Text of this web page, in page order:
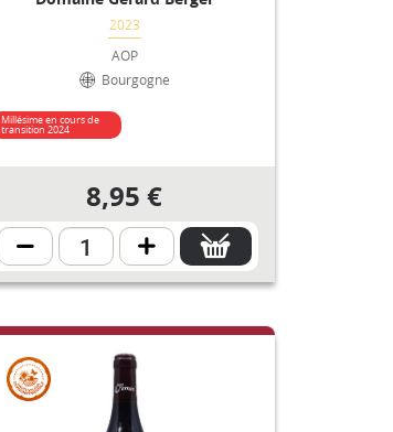
2023
AOP
Bourgogne
Millésime en cours de
transition 2024
8,95 €